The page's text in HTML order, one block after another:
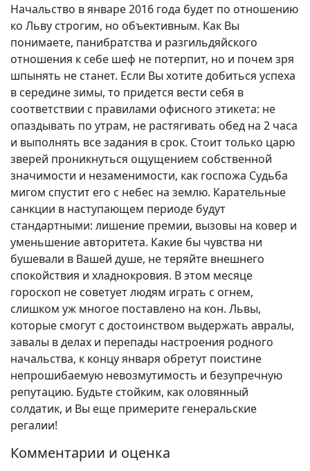
Начальство в январе 2016 года будет по отношению
ко Льву строгим, но объективным. Как Вы
понимаете, панибратства и разгильдяйского
отношения к себе шеф не потерпит, но и почем зря
шпынять не станет. Если Вы хотите добиться успеха
в середине зимы, то придется вести себя в
соответствии с правилами офисного этикета: не
опаздывать по утрам, не растягивать обед на 2 часа
и выполнять все задания в срок. Стоит только царю
зверей проникнуться ощущением собственной
значимости и незаменимости, как госпожа Судьба
мигом спустит его с небес на землю. Карательные
санкции в наступающем периоде будут
стандартными: лишение премии, вызовы на ковер и
уменьшение авторитета. Какие бы чувства ни
бушевали в Вашей душе, не теряйте внешнего
спокойствия и хладнокровия. В этом месяце
гороскоп не советует людям играть с огнем,
слишком уж многое поставлено на кон. Львы,
которые смогут с достоинством выдержать авралы,
завалы в делах и перепады настроения родного
начальства, к концу января обретут поистине
непрошибаемую невозмутимость и безупречную
репутацию. Будьте стойким, как оловянный
солдатик, и Вы еще примерите генеральские
регалии!
Комментарии и оценка